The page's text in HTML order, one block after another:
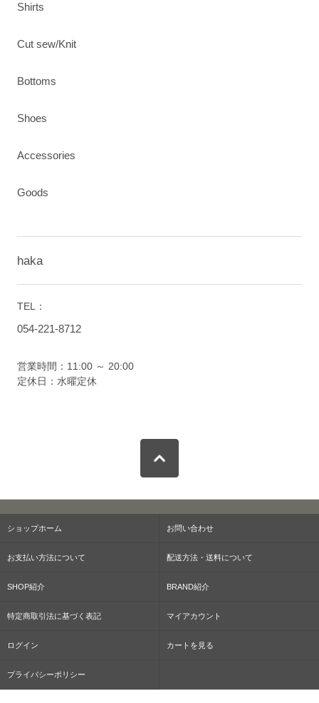
Shirts
Cut sew/Knit
Bottoms
Shoes
Accessories
Goods
haka
TEL：
054-221-8712
営業時間：11:00 ～ 20:00
定休日：水曜定休
ショップホーム お問い合わせ
お支払い方法について 配送方法・送料について
SHOP紹介 BRAND紹介
特定商取引法に基づく表記 マイアカウント
ログイン カートを見る
プライバシーポリシー